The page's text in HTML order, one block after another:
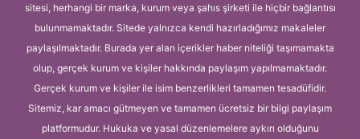
sitesi, herhangi bir marka, kurum veya şahıs şirketi ile hiçbir bağlantısı
bulunmamaktadır. Sitede yalnızca kendi hazırladığımız makaleler
paylaşılmaktadır. Burada yer alan içerikler haber niteliği taşımamakta
olup, gerçek kurum ve kişiler hakkında paylaşım yapılmamaktadır.
Gerçek kurum ve kişiler ile isim benzerlikleri tamamen tesadüfidir.
Sitemiz, kar amacı gütmeyen ve tamamen ücretsiz bir bilgi paylaşım
platformudur. Hukuka ve yasal düzenlemelere aykırı olduğunu